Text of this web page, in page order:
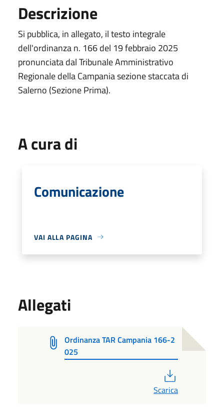
Descrizione
Si pubblica, in allegato, il testo integrale
dell'ordinanza n. 166 del 19 febbraio 2025
pronunciata dal Tribunale Amministrativo
Regionale della Campania sezione staccata di
Salerno (Sezione Prima).
A cura di
Comunicazione
VAI ALLA PAGINA
Allegati
Ordinanza TAR Campania 166-2
025
Scarica